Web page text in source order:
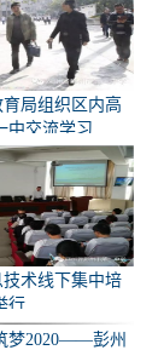
局组织区内高
中交流学习
术线下集中培
行
梦2020——彭州